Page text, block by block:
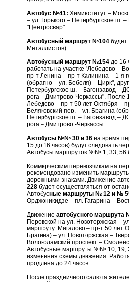
Автобус №41: Химинститут –
– ул. Горького – Петербургское ш.
"Центросвар".
Автобусный маршрут №104 будет
Металлистов).
Автобусный маршрут №154 до 16
работать на участке "Лебедево –
пр-т Ленина – пр-т Калинина – 1-я
(обратно – ул. Бебеля) – Цирк",
Петербургское ш. – Вагонзавод –
рога – Дмитрово-Черкассы". После
Лебедево – пр-т 50 лет Октября –
Беляковский пер. – ул. Брагина
Петербургское ш. – Вагонзавод –
рога – Дмитрово -Черкассы
Автобусы №№ 30 и 36 на время
15 до 16 часов) будут следовать
Автобусы маршрутов №№ 1, 33, 56
Коммерческим перевозчикам на
рекомендовано изменить
дорожными знаками. Движение
228 будет осуществляться от
Автобусные маршруты № 12 и №
Орджоникидзе – пл. Гагарина –
Движение автобусного маршрута
Перовской на ул. Новоторжская –
маршруту: Мигалово – пр-т 50 лет
Брагина) – ул. Новоторжская –
Волоколамский проспект –
Автобусные маршруты №№ 10, 19,
изменения схемы движения.
продлена до 24 часов.
После праздничного салюта